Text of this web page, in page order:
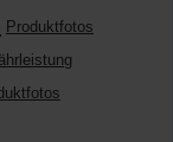
Produktfotos